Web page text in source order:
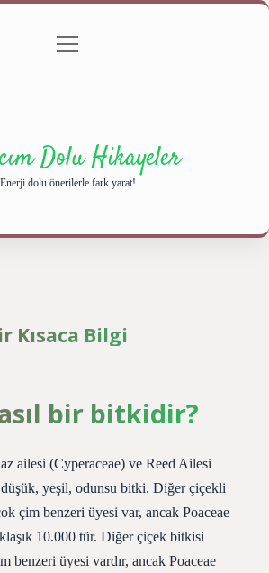
Gizlilik Politikası
menüyü
Dolu Hikayeler
Enerji dolu önerilerle fark yarat!
Kısaca Bilgi
bir bitkidir?
ailesi (Cyperaceae) ve Reed Ailesi
yeşil, odunsu bitki. Diğer çiçekli
çim benzeri üyesi var, ancak Poaceae
10.000 tür. Diğer çiçek bitkisi
benzeri üyesi vardır, ancak Poaceae